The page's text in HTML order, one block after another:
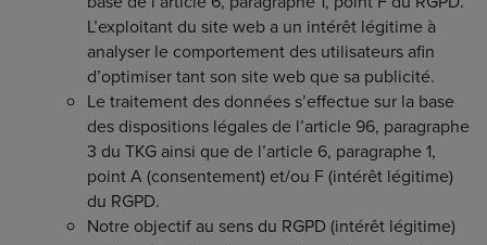
L’exploitant du site web a un intérêt légitime à
analyser le comportement des utilisateurs afin
d’optimiser tant son site web que sa publicité.
Le traitement des données s’effectue sur la base
des dispositions légales de l’article 96, paragraphe
3 du TKG ainsi que de l’article 6, paragraphe 1,
point A (consentement) et/ou F (intérêt légitime)
du RGPD.
Notre objectif au sens du RGPD (intérêt légitime)